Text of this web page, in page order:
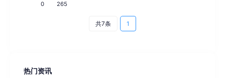
0
265
共7条 1
热门资讯